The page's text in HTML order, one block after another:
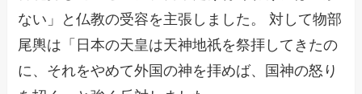
ない」と仏教の受容を主張しました。 対して物部
尾輿は「日本の天皇は天神地祇を祭拝してきたの
に、それをやめて外国の神を拝めば、国神の怒り